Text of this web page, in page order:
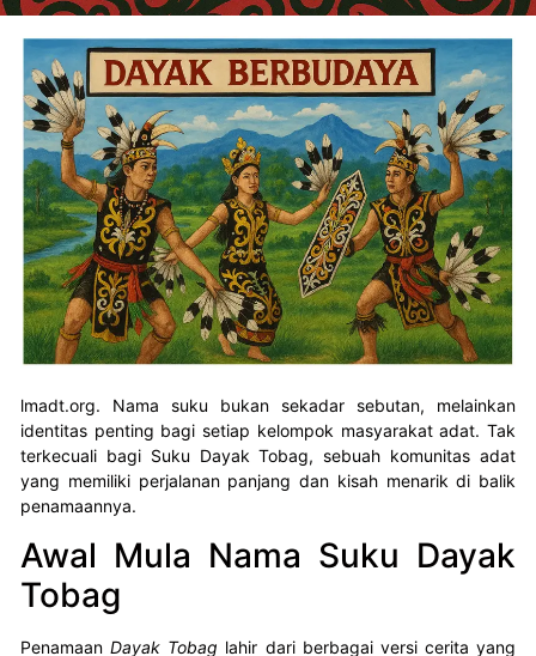
lmadt.org. Nama suku bukan sekadar sebutan, melainkan
identitas penting bagi setiap kelompok masyarakat adat. Tak
terkecuali bagi Suku Dayak Tobag, sebuah komunitas adat
yang memiliki perjalanan panjang dan kisah menarik di balik
penamaannya.
Awal Mula Nama Suku Dayak
Tobag
PenamaanDayak Tobag lahir dari berbagai versi cerita yang